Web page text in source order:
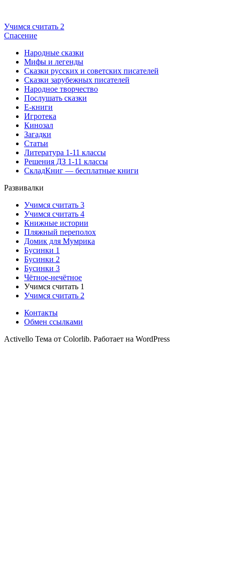
Учимся считать 2
Спасение
Народные сказки
Мифы и легенды
Сказки русских и советских писателей
Сказки зарубежных писателей
Народное творчество
Послушать сказки
Е-книги
Игротека
Кинозал
Загадки
Статьи
Литература 1-11 классы
Решения ДЗ 1-11 классы
СкладКниг — бесплатные книги
Развивалки
Учимся считать 3
Учимся считать 4
Книжные истории
Пляжный переполох
Домик для Мумрика
Бусинки 1
Бусинки 2
Бусинки 3
Чётное-нечётное
Учимся считать 1
Учимся считать 2
Контакты
Обмен ссылками
Activello Тема от Colorlib. Работает на WordPress